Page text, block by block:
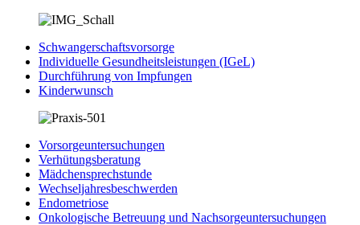
Schwangerschaftsvorsorge
Individuelle Gesundheitsleistungen (IGeL)
Durchführung von Impfungen
Kinderwunsch
Vorsorgeuntersuchungen
Verhütungsberatung
Mädchensprechstunde
Wechseljahresbeschwerden
Endometriose
Onkologische Betreuung und Nachsorgeuntersuchungen